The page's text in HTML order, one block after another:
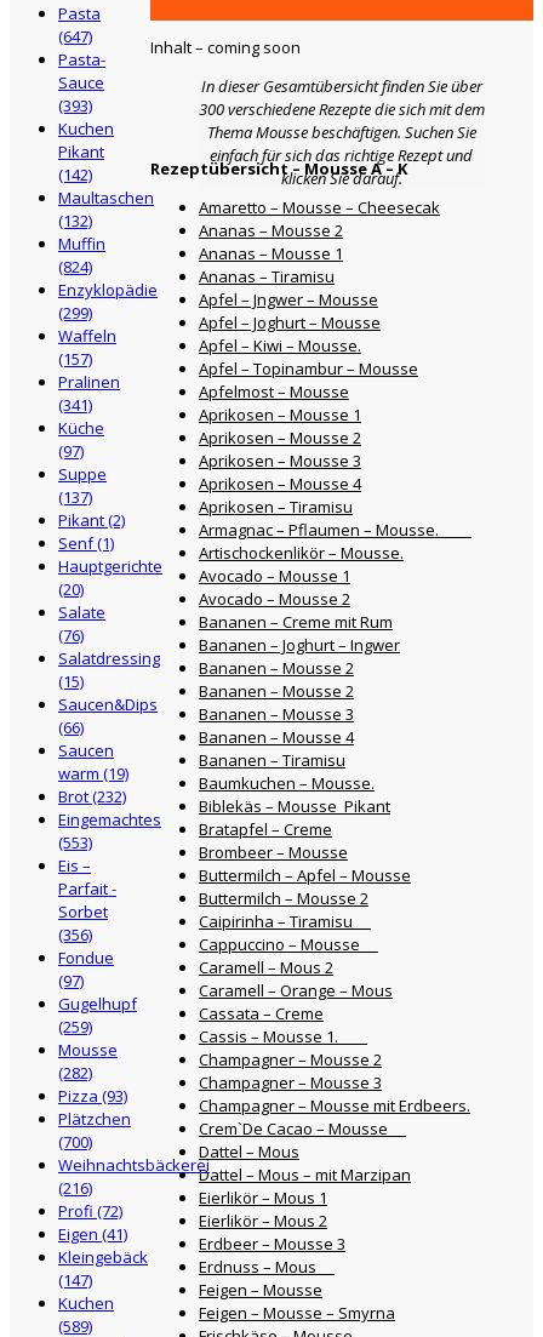
Inhalt – coming soon
In dieser Gesamtübersicht finden Sie über
300 verschiedene Rezepte die sich mit dem
Thema Mousse beschäftigen. Suchen Sie
einfach für sich das richtige Rezept und
klicken Sie darauf.
Rezeptübersicht – Mousse A – K
Amaretto – Mousse – Cheesecak
Ananas – Mousse 2
Ananas – Mousse 1
Ananas – Tiramisu
Apfel – Jngwer – Mousse
Apfel – Joghurt – Mousse
Apfel – Kiwi – Mousse.
Apfel – Topinambur – Mousse
Apfelmost – Mousse
Aprikosen – Mousse 1
Aprikosen – Mousse 2
Aprikosen – Mousse 3
Aprikosen – Mousse 4
Aprikosen – Tiramisu
Armagnac – Pflaumen – Mousse.
Artischockenlikör – Mousse.
Avocado – Mousse 1
Avocado – Mousse 2
Bananen – Creme mit Rum
Bananen – Joghurt – Ingwer
Bananen – Mousse 2
Bananen – Mousse 2
Bananen – Mousse 3
Bananen – Mousse 4
Bananen – Tiramisu
Baumkuchen – Mousse.
Biblekäs – Mousse Pikant
Bratapfel – Creme
Brombeer – Mousse
Buttermilch – Apfel – Mousse
Buttermilch – Mousse 2
Caipirinha – Tiramisu
Cappuccino – Mousse
Caramell – Mous 2
Caramell – Orange – Mous
Cassata – Creme
Cassis – Mousse 1.
Champagner – Mousse 2
Champagner – Mousse 3
Champagner – Mousse mit Erdbeers.
Crem`De Cacao – Mousse
Dattel – Mous
Dattel – Mous – mit Marzipan
Eierlikör – Mous 1
Eierlikör – Mous 2
Erdbeer – Mousse 3
Erdnuss – Mous
Feigen – Mousse
Feigen – Mousse – Smyrna
Pasta
(647)
Pasta-
Sauce
(393)
Kuchen
Pikant
(142)
Maultaschen
(132)
Muffin
(824)
Enzyklopädie
(299)
Waffeln
(157)
Pralinen
(341)
Küche
(97)
Suppe
(137)
Pikant (2)
Senf (1)
Hauptgerichte
(20)
Salate
(76)
Salatdressing
(15)
Saucen&Dips
(66)
Saucen
warm (19)
Brot (232)
Eingemachtes
(553)
Eis –
Parfait -
Sorbet
(356)
Fondue
(97)
Gugelhupf
(259)
Mousse
(282)
Pizza (93)
Plätzchen
(700)
Weihnachtsbäckerei
(216)
Profi (72)
Eigen (41)
Kleingebäck
(147)
Kuchen
(589)